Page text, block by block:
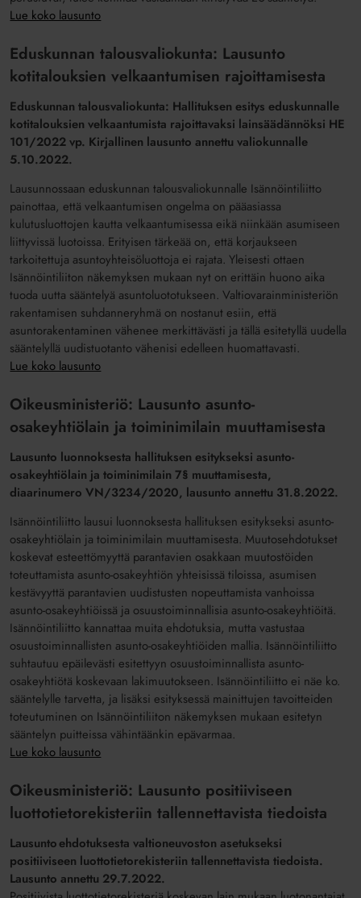
Lue koko lausunto
Eduskunnan talousvaliokunta: Lausunto
kotitalouksien velkaantumisen rajoittamisesta
Eduskunnan talousvaliokunta: Hallituksen esitys eduskunnalle
kotitalouksien velkaantumista rajoittavaksi lainsäädännöksi HE
101/2022 vp. Kirjallinen lausunto annettu valiokunnalle
5.10.2022.
Lausunnossaan eduskunnan talousvaliokunnalle Isännöintiliitto
painottaa, että velkaantumisen ongelma on pääasiassa
kulutusluottojen kautta velkaantumisessa eikä niinkään asumiseen
liittyvissä luotoissa. Erityisen tärkeää on, että korjaukseen
tarkoitettuja asuntoyhteisöluottoja ei rajata. Yleisesti ottaen
Isännöintiliiton näkemyksen mukaan nyt on erittäin huono aika
tuoda uutta sääntelyä asuntoluototukseen. Valtiovarainministeriön
rakentamisen suhdanneryhmä on nostanut esiin, että
asuntorakentaminen vähenee merkittävästi ja tällä esitetyllä uudella
sääntelyllä uudistuotanto vähenisi edelleen huomattavasti.
Lue koko lausunto
Oikeusministeriö: Lausunto asunto-
osakeyhtiölain ja toiminimilain muuttamisesta
Lausunto luonnoksesta hallituksen esitykseksi asunto-
osakeyhtiölain ja toiminimilain 7§ muuttamisesta,
diaarinumeroVN/3234/2020, lausunto annettu 31.8.2022.
Isännöintiliitto lausui luonnoksesta hallituksen esitykseksi asunto-
osakeyhtiölain ja toiminimilain muuttamisesta. Muutosehdotukset
koskevat esteettömyyttä parantavien osakkaan muutostöiden
toteuttamista asunto-osakeyhtiön yhteisissä tiloissa, asumisen
kestävyyttä parantavien uudistusten nopeuttamista vanhoissa
asunto-osakeyhtiöissä ja osuustoiminnallisia asunto-osakeyhtiöitä.
Isännöintiliitto kannattaa muita ehdotuksia, mutta vastustaa
osuustoiminnallisten asunto-osakeyhtiöiden mallia. Isännöintiliitto
suhtautuu epäilevästi esitettyyn osuustoiminnallista asunto-
osakeyhtiötä koskevaan lakimuutokseen. Isännöintiliitto ei näe ko.
sääntelylle tarvetta, ja lisäksi esityksessä mainittujen tavoitteiden
toteutuminen on Isännöintiliiton näkemyksen mukaan esitetyn
sääntelyn puitteissa vähintäänkin epävarmaa.
Lue koko lausunto
Oikeusministeriö: Lausunto positiiviseen
luottotietorekisteriin tallennettavista tiedoista
Lausunto ehdotuksesta valtioneuvoston asetukseksi
positiiviseen luottotietorekisteriin tallennettavista tiedoista.
Lausunto annettu 29.7.2022.